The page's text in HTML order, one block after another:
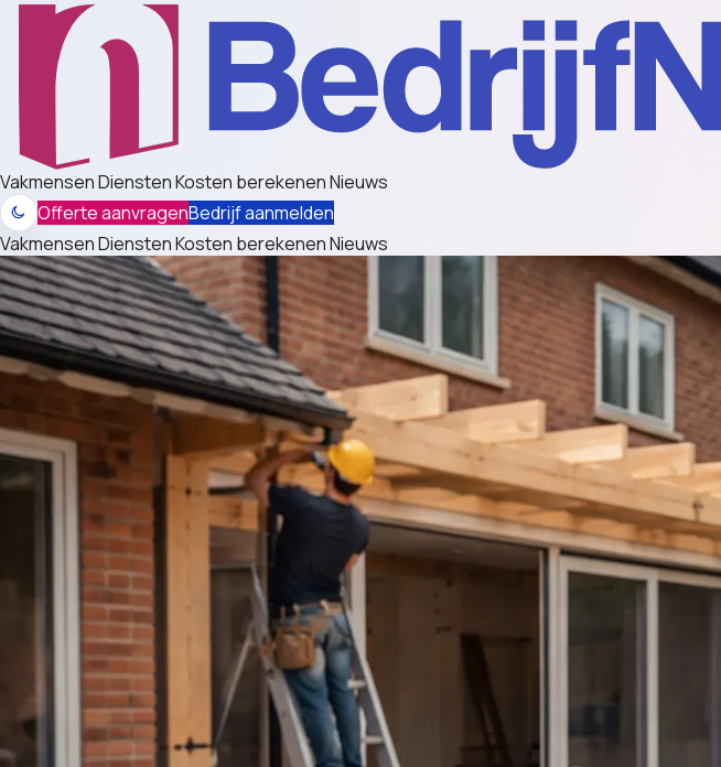
VakmensenDienstenKosten berekenenNieuws
Offerte aanvragenBedrijf aanmelden
VakmensenDienstenKosten berekenenNieuws